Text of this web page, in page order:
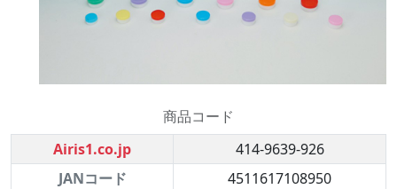
商品コード
Airis1.co.jp
414-9639-926
JANコード
4511617108950